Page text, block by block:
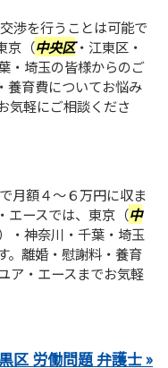
渉を行うことは可能で
京（中央区・江東区・
・埼玉の皆様からのご
養育費についてお悩み
気軽にご相談くださ
月額４～６万円に収ま
エースでは、東京（中
・神奈川・千葉・埼玉
。離婚・慰謝料・養育
ア・エースまでお気軽
区 労働問題 弁護士 »